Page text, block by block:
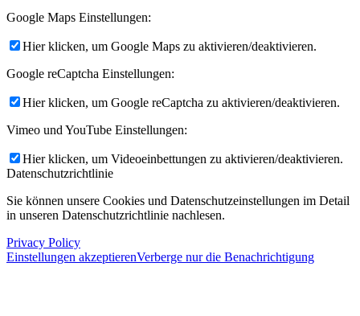
Google Maps Einstellungen:
Hier klicken, um Google Maps zu aktivieren/deaktivieren.
Google reCaptcha Einstellungen:
Hier klicken, um Google reCaptcha zu aktivieren/deaktivieren.
Vimeo und YouTube Einstellungen:
Hier klicken, um Videoeinbettungen zu aktivieren/deaktivieren.
Datenschutzrichtlinie
Sie können unsere Cookies und Datenschutzeinstellungen im Detail
in unseren Datenschutzrichtlinie nachlesen.
Privacy Policy
Einstellungen akzeptierenVerberge nur die Benachrichtigung